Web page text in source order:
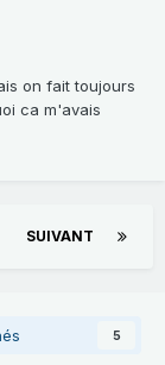
on fait toujours
ca m'avais
SUIVANT
5